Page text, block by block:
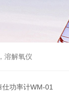
溶解氧仪
功率计WM-01